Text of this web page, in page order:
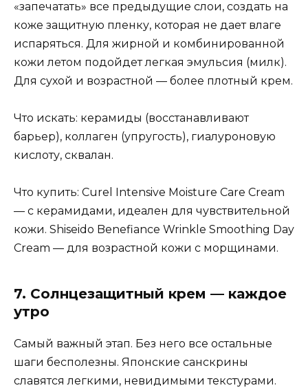
«запечатать» все предыдущие слои, создать на
коже защитную пленку, которая не дает влаге
испаряться. Для жирной и комбинированной
кожи летом подойдет легкая эмульсия (милк).
Для сухой и возрастной — более плотный крем.
Что искать: керамиды (восстанавливают
барьер), коллаген (упругость), гиалуроновую
кислоту, сквалан.
Что купить: Curel Intensive Moisture Care Cream
— с керамидами, идеален для чувствительной
кожи. Shiseido Benefiance Wrinkle Smoothing Day
Cream — для возрастной кожи с морщинами.
7. Солнцезащитный крем — каждое
утро
Самый важный этап. Без него все остальные
шаги бесполезны. Японские санскрины
славятся легкими, невидимыми текстурами.